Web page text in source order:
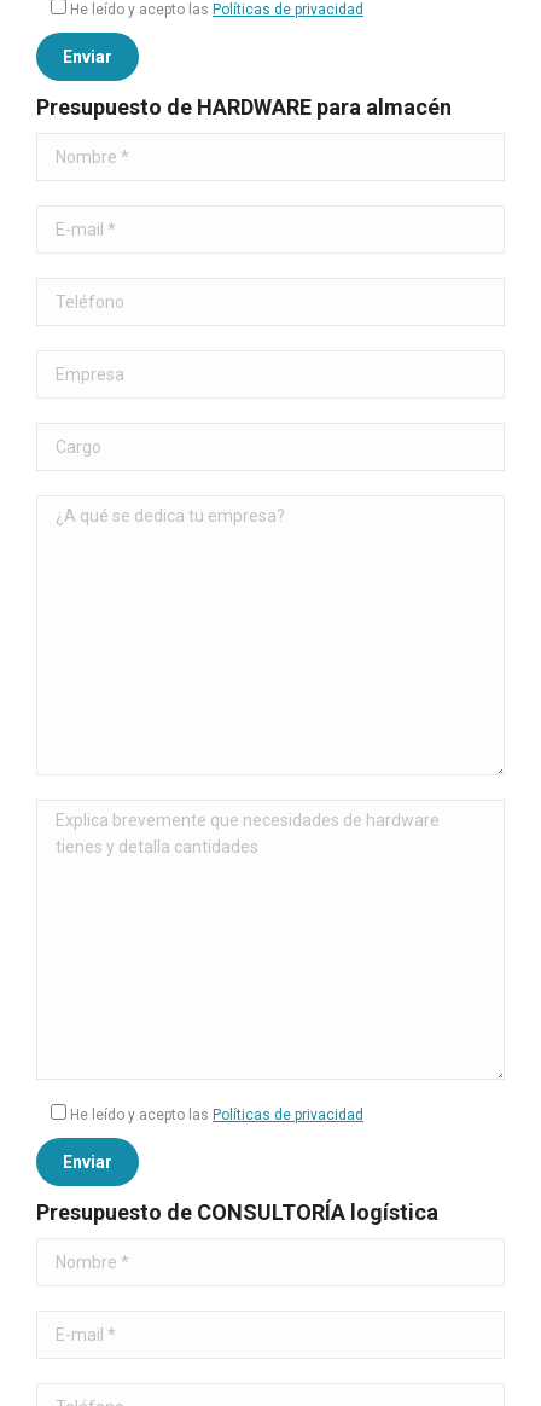
He leído y acepto las Políticas de privacidad
Presupuesto de HARDWARE para almacén
He leído y acepto las Políticas de privacidad
Presupuesto de CONSULTORÍA logística